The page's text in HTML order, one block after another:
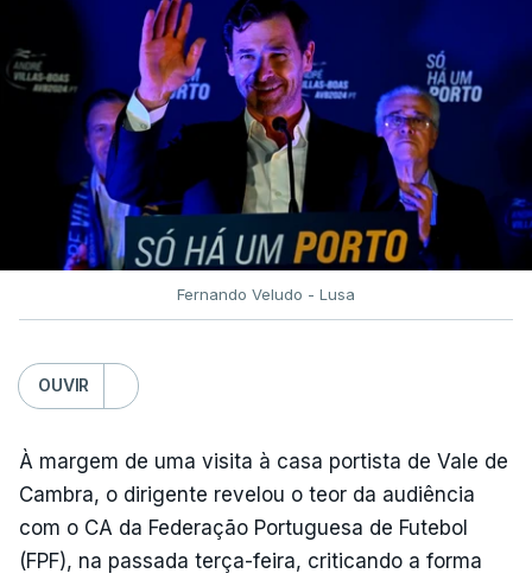
Fernando Veludo - Lusa
OUVIR
À margem de uma visita à casa portista de Vale de
Cambra, o dirigente revelou o teor da audiência
com o CA da Federação Portuguesa de Futebol
(FPF), na passada terça-feira, criticando a forma